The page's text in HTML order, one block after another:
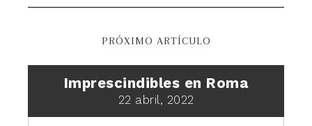
PRÓXIMO ARTÍCULO
Imprescindibles en Roma
22 abril, 2022